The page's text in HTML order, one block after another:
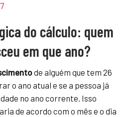
do cálculo: quem
em que ano?
de alguém que tem 26
o ano atual e se a pessoa já
no ano corrente. Isso
de acordo com o mês e o dia